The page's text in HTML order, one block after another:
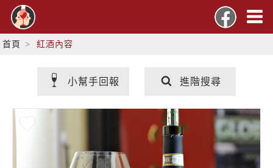
首頁 紅酒內容
小幫手回報 進階搜尋